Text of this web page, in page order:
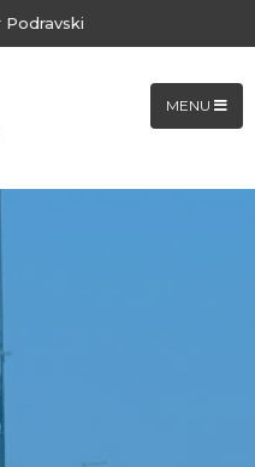
MENU